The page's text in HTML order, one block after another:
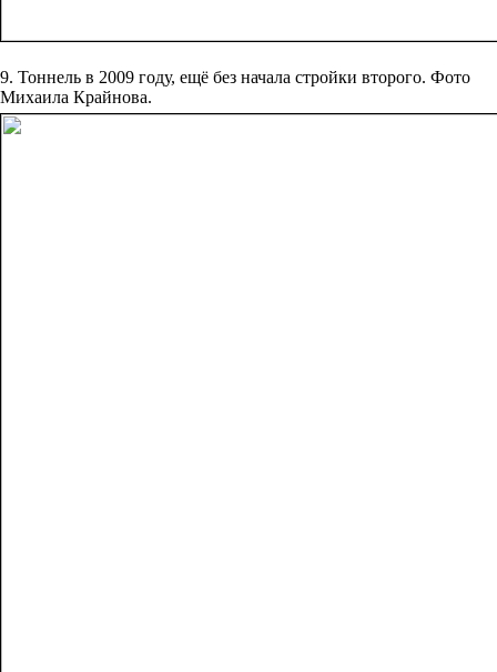
9. Тоннель в 2009 году, ещё без начала стройки второго. Фото
Михаила Крайнова.